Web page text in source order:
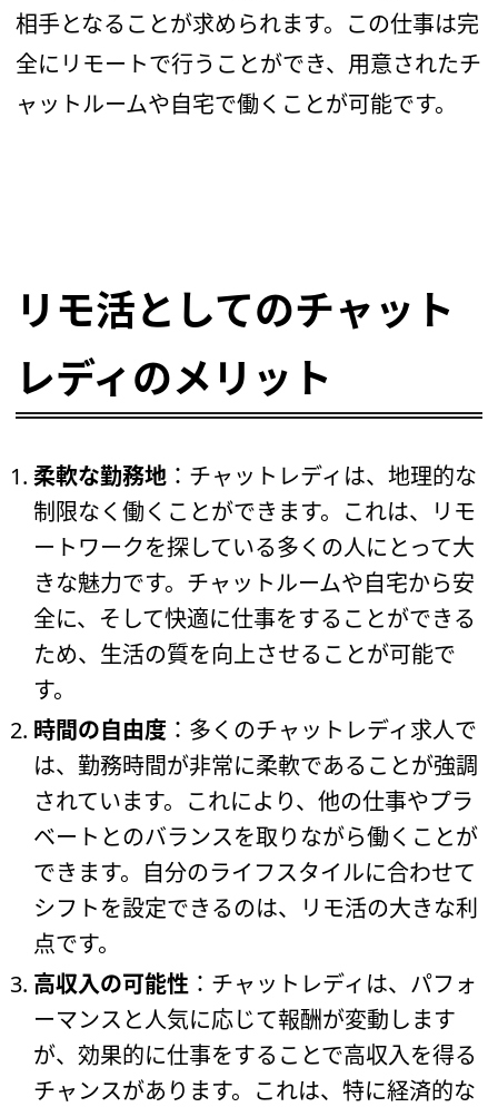
相手となることが求められます。この仕事は完
全にリモートで行うことができ、用意されたチ
ャットルームや自宅で働くことが可能です。
リモ活としてのチャット
レディのメリット
柔軟な勤務地 ：チャットレディは、地理的な
制限なく働くことができます。これは、リモ
ートワークを探している多くの人にとって大
きな魅力です。チャットルームや自宅から安
全に、そして快適に仕事をすることができる
ため、生活の質を向上させることが可能で
す。
時間の自由度 ：多くのチャットレディ求人で
は、勤務時間が非常に柔軟であることが強調
されています。これにより、他の仕事やプラ
ベートとのバランスを取りながら働くことが
できます。自分のライフスタイルに合わせて
シフトを設定できるのは、リモ活の大きな利
点です。
高収入の可能性 ：チャットレディは、パフォ
ーマンスと人気に応じて報酬が変動します
が、効果的に仕事をすることで高収入を得る
チャンスがあります。これは、特に経済的な